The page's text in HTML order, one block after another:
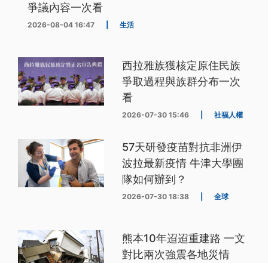
爭議內容一次看
2026-08-04 16:47 生活
西拉雅族獲核定原住民族
爭取過程與族群分布一次
看
2026-07-30 15:46 社福人權
57天研發疫苗對抗非洲伊
波拉最新疫情 牛津大學團
隊如何辦到？
2026-07-30 18:38 全球
熊本10年迢迢重建路 一文
對比兩次強震各地災情